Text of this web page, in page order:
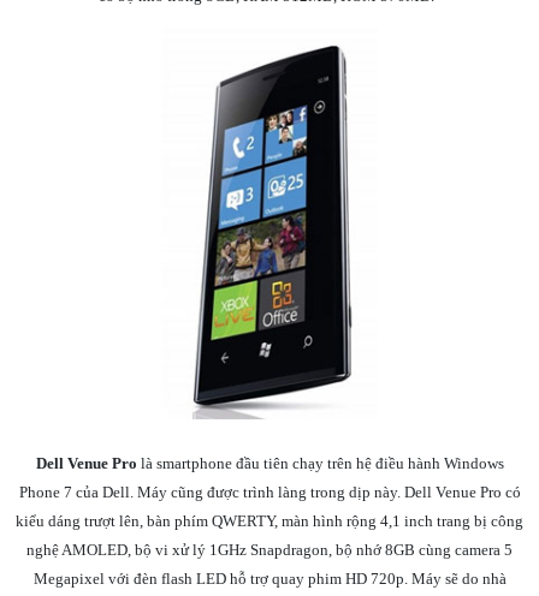
Dell Venue Pro là smartphone đầu tiên chạy trên hệ điều hành Windows
Phone 7 của Dell. Máy cũng được trình làng trong dịp này. Dell Venue Pro có
kiểu dáng trượt lên, bàn phím QWERTY, màn hình rộng 4,1 inch trang bị công
nghệ AMOLED, bộ vi xử lý 1GHz Snapdragon, bộ nhớ 8GB cùng camera 5
Megapixel với đèn flash LED hỗ trợ quay phim HD 720p. Máy sẽ do nhà